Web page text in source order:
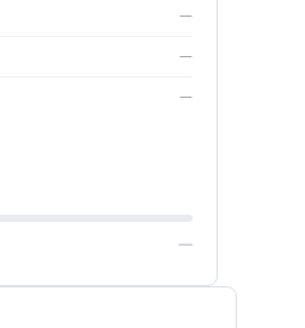
—
—
—
—